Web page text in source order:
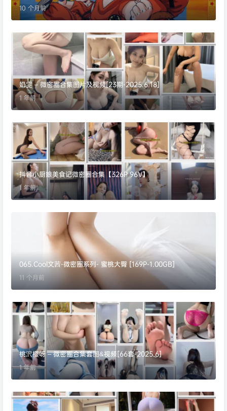
10 个月前
奶雯 – 微密圈合集图片及视频[23期-2025.6.18]
1 年前
抖音小厨娘美食记微密圈合集【326P 96V】
1 年前
065.Cool文茜-微密圈系列- 蜜桃大臀 [169P-1.00GB]
11 个月前
桃沢樱呀 – 微密圈合集套图&视频[66套-2025.6]
1 年前